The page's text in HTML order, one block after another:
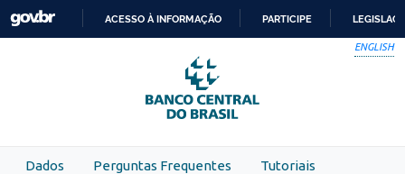
Skip to main content
PARA
O
CONTEÚDO
ACESSO À INFORMAÇÃO PARTICIPE
ENGLISH
Dados Perguntas Frequentes Tutoriais